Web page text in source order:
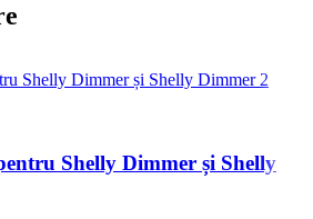
Shelly Dimmer și Shelly